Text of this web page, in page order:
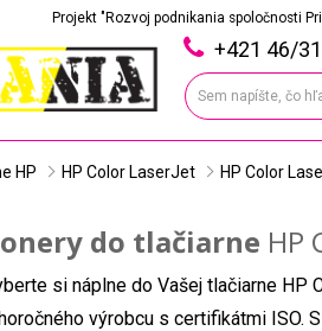
Projekt "Rozvoj podnikania spoločnosti
+421 46/
HP HP Color LaserJet HP Color
do tlačiarne HP
si náplne do Vašej tlačiarne HP
výrobcu s certifikátmi ISO.